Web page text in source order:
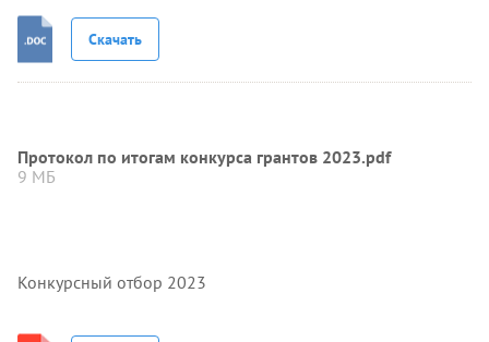
Скачать
Протокол по итогам конкурса грантов 2023.pdf
9 МБ
Конкурсный отбор 2023